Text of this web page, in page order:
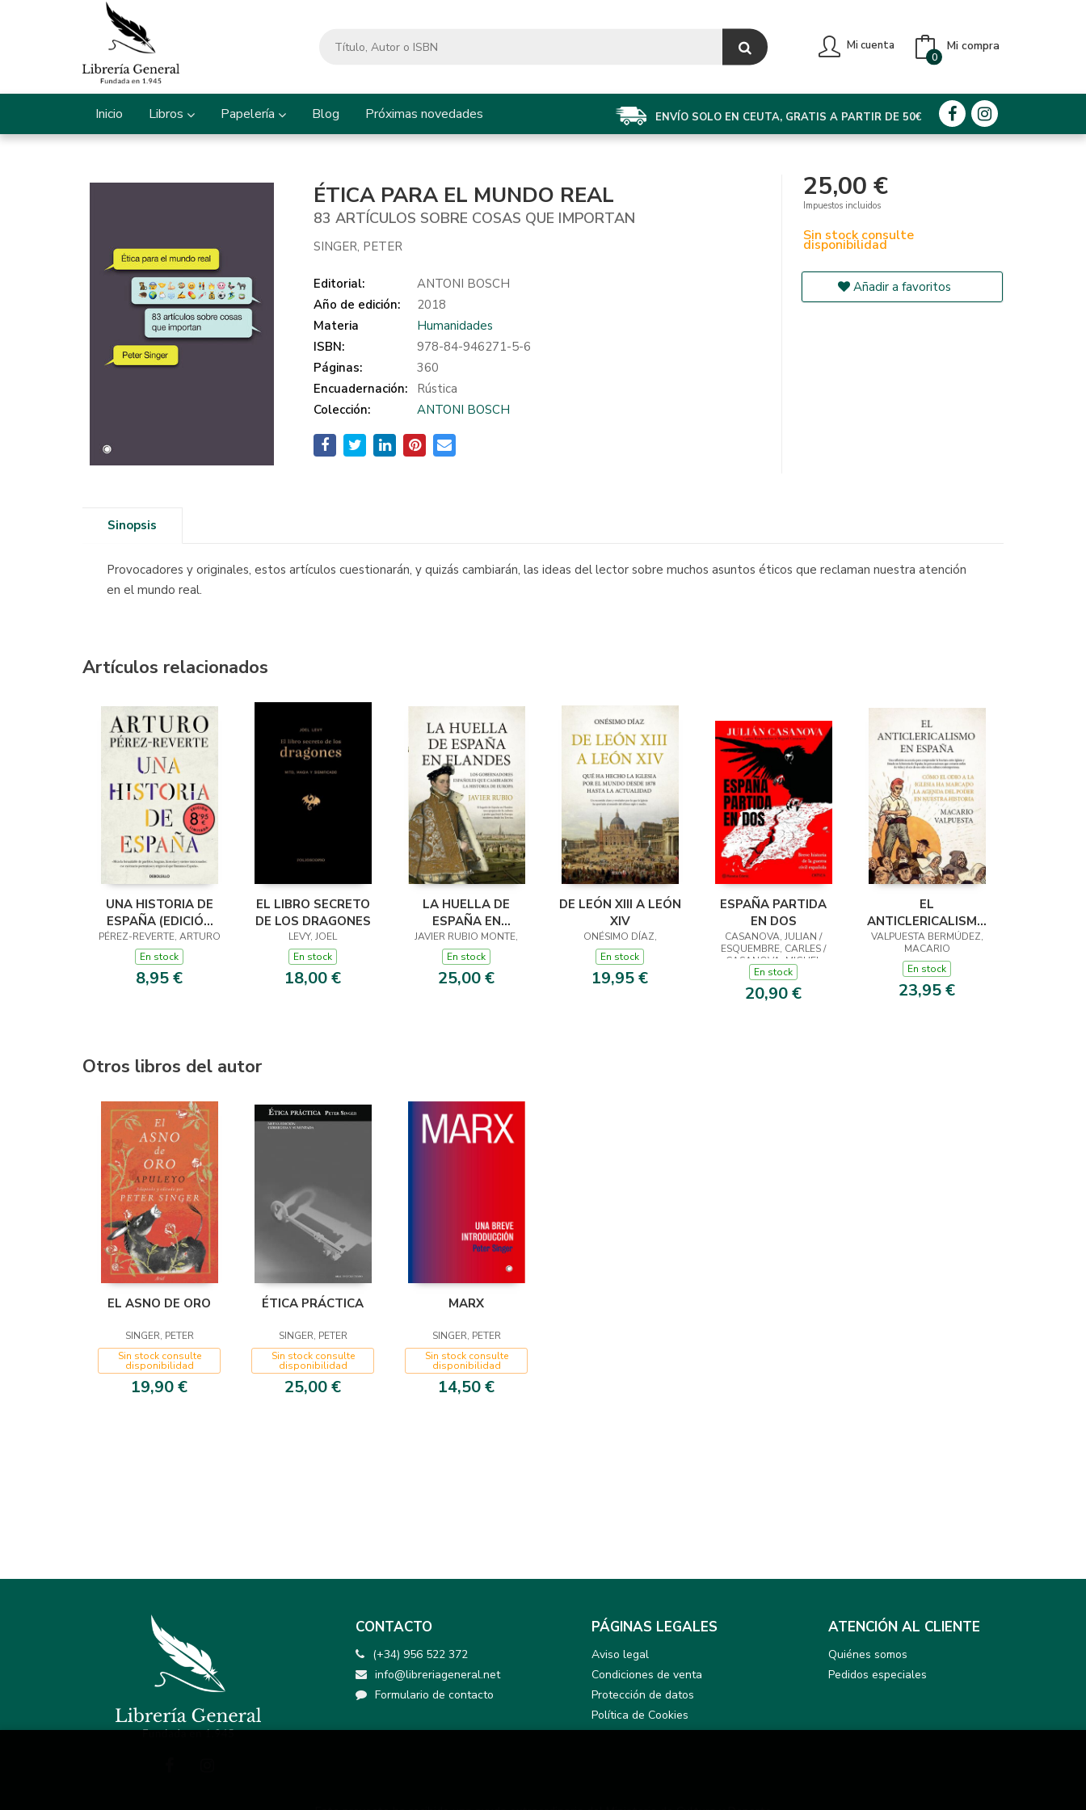
Mi cuenta Mi compra
0
Inicio Libros Papelería Blog Próximas novedades ENVÍO SOLO EN CEUTA, GRATIS A PARTIR DE 50€
ÉTICA PARA EL MUNDO REAL
83 ARTÍCULOS SOBRE COSAS QUE IMPORTAN
SINGER, PETER
Editorial:
ANTONI BOSCH
Año de edición:
2018
Materia
Humanidades
ISBN:
978-84-946271-5-6
Páginas:
360
Encuadernación:
Rústica
Colección:
ANTONI BOSCH
25,00 €
Impuestos incluidos
Sin stock consulte
disponibilidad
Añadir a favoritos
Sinopsis
Provocadores y originales, estos artículos cuestionarán, y quizás cambiarán, las ideas del lector sobre muchos asuntos éticos que reclaman nuestra atención
en el mundo real.
Artículos relacionados
UNA HISTORIA DE
ESPAÑA (EDICIÓN
LIMITADA ·
VERANO)
PÉREZ-REVERTE, ARTURO
En stock
8,95 €
EL LIBRO SECRETO
DE LOS DRAGONES
LEVY, JOEL
En stock
18,00 €
LA HUELLA DE
ESPAÑA EN
FLANDES
JAVIER RUBIO MONTE,
En stock
25,00 €
DE LEÓN XIII A LEÓN
XIV
ONÉSIMO DÍAZ,
En stock
19,95 €
ESPAÑA PARTIDA
EN DOS
CASANOVA, JULIAN /
ESQUEMBRE, CARLES /
CASANOVA, MIGUEL
En stock
20,90 €
EL
ANTICLERICALISMO
EN ESPAÑA
VALPUESTA BERMÚDEZ,
MACARIO
En stock
23,95 €
Otros libros del autor
EL ASNO DE ORO
SINGER, PETER
Sin stock consulte
disponibilidad
19,90 €
ÉTICA PRÁCTICA
SINGER, PETER
Sin stock consulte
disponibilidad
25,00 €
MARX
SINGER, PETER
Sin stock consulte
disponibilidad
14,50 €
CONTACTO
(+34) 956 522 372
info@libreriageneral.net
Formulario de contacto
PÁGINAS LEGALES
Aviso legal
Condiciones de venta
Protección de datos
Política de Cookies
ATENCIÓN AL CLIENTE
Quiénes somos
Pedidos especiales